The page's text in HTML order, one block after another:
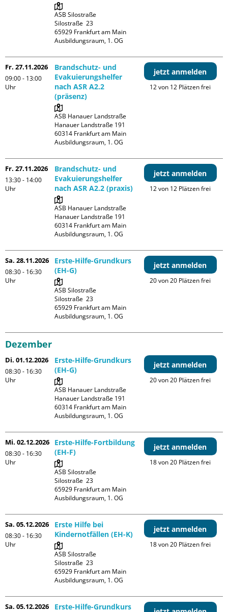
ASB Silostraße
Silostraße  23
65929 Frankfurt am Main
Ausbildungsraum, 1. OG
Fr. 27.11.2026
09:00 - 13:00
Uhr
Brandschutz- und
Evakuierungshelfer
nach ASR A2.2
(präsenz)
ASB Hanauer Landstraße
Hanauer Landstraße 191
60314 Frankfurt am Main
Ausbildungsraum, 1. OG
jetzt anmelden
12 von 12 Plätzen frei
Fr. 27.11.2026
13:30 - 14:00
Uhr
Brandschutz- und
Evakuierungshelfer
nach ASR A2.2 (praxis)
ASB Hanauer Landstraße
Hanauer Landstraße 191
60314 Frankfurt am Main
Ausbildungsraum, 1. OG
jetzt anmelden
12 von 12 Plätzen frei
Sa. 28.11.2026
08:30 - 16:30
Uhr
Erste-Hilfe-Grundkurs
(EH-G)
ASB Silostraße
Silostraße  23
65929 Frankfurt am Main
Ausbildungsraum, 1. OG
jetzt anmelden
20 von 20 Plätzen frei
Dezember
Di. 01.12.2026
08:30 - 16:30
Uhr
Erste-Hilfe-Grundkurs
(EH-G)
ASB Hanauer Landstraße
Hanauer Landstraße 191
60314 Frankfurt am Main
Ausbildungsraum, 1. OG
jetzt anmelden
20 von 20 Plätzen frei
Mi. 02.12.2026
08:30 - 16:30
Uhr
Erste-Hilfe-Fortbildung
(EH-F)
ASB Silostraße
Silostraße  23
65929 Frankfurt am Main
Ausbildungsraum, 1. OG
jetzt anmelden
18 von 20 Plätzen frei
Sa. 05.12.2026
08:30 - 16:30
Uhr
Erste Hilfe bei
Kindernotfällen (EH-K)
ASB Silostraße
Silostraße  23
65929 Frankfurt am Main
Ausbildungsraum, 1. OG
jetzt anmelden
18 von 20 Plätzen frei
Sa. 05.12.2026
Erste-Hilfe-Grundkurs